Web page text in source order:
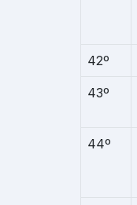
42º
43º
44º